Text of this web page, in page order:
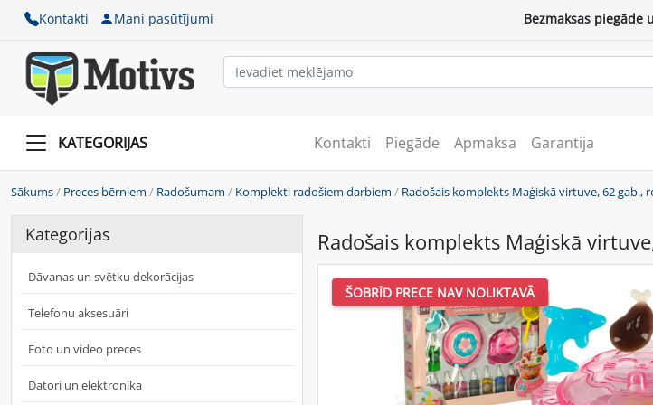
Kontakti Mani pasūtījumi Bezmaksas piegāde
KATEGORIJAS Kontakti Piegāde Apmaksa Garantija
Sākums/ Preces bērniem / Radošumam / Komplekti radošiem darbiem / Radošais komplekts Maģiskā virtuve, 62 gab.,
Kategorijas
Dāvanas un svētku dekorācijas
Telefonu aksesuāri
Foto un video preces
Datori un elektronika
Radošais komplekts Maģiskā
ŠOBRĪD PRECE NAV NOLIKTAVĀ